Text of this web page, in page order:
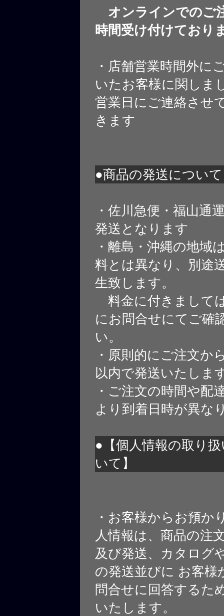
オンラインでのご
時間受け付けており
・店舗営業時間外に
いたお客様に関しま
営業日にご連絡させ
きます
●商品の発送について
・佐川急便・福山通
発送となります
・離島・沖縄の地域
料とは異なり、別途
生致します。
料金に付きまして
にお問合せにてご確
い。
・原則的にご注文か
以内で発送いたしま
・ご注文の時間や配
より到着日時が異な
●【個人情報の取り
いて】
・お客様からお預か
人情報は、商品の注
及び発送、カタログ
の発送並びに お客様
問合せに回答するた
いたします。